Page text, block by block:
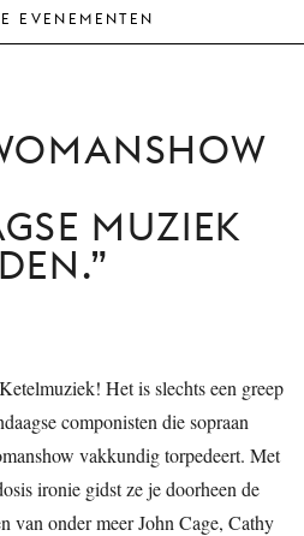
EVENEMENTEN
MUZIEK
Het is slechts een greep
componisten die sopraan
vakkundig torpedeert. Met
ironie gidst ze je doorheen de
van onder meer John Cage, Cathy